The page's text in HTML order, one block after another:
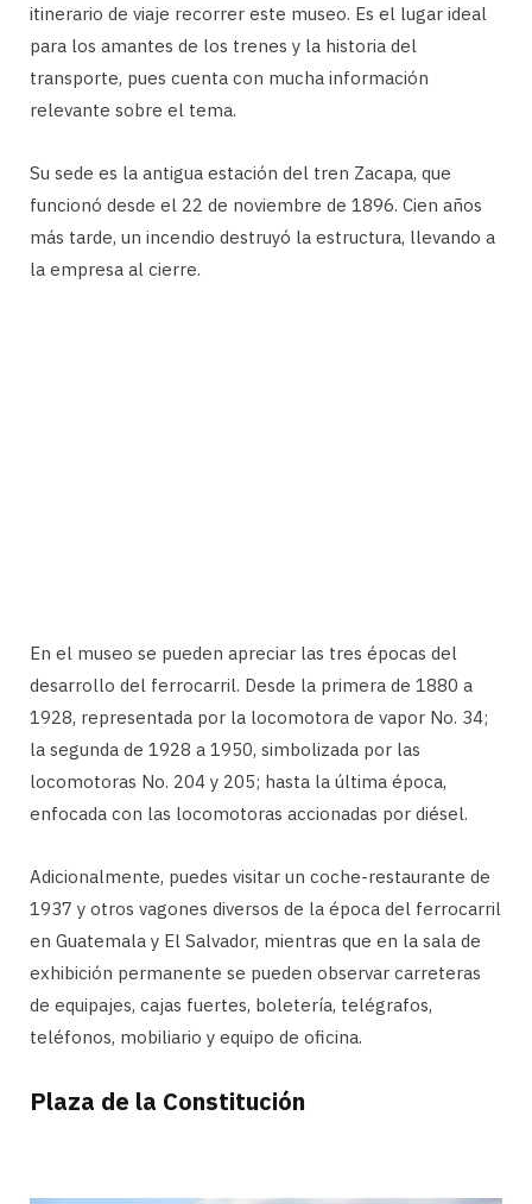
itinerario de viaje recorrer este museo. Es el lugar ideal
para los amantes de los trenes y la historia del
transporte, pues cuenta con mucha información
relevante sobre el tema.
Su sede es la antigua estación del tren Zacapa, que
funcionó desde el 22 de noviembre de 1896. Cien años
más tarde, un incendio destruyó la estructura, llevando a
la empresa al cierre.
En el museo se pueden apreciar las tres épocas del
desarrollo del ferrocarril. Desde la primera de 1880 a
1928, representada por la locomotora de vapor No. 34;
la segunda de 1928 a 1950, simbolizada por las
locomotoras No. 204 y 205; hasta la última época,
enfocada con las locomotoras accionadas por diésel.
Adicionalmente, puedes visitar un coche-restaurante de
1937 y otros vagones diversos de la época del ferrocarril
en Guatemala y El Salvador, mientras que en la sala de
exhibición permanente se pueden observar carreteras
de equipajes, cajas fuertes, boletería, telégrafos,
teléfonos, mobiliario y equipo de oficina.
Plaza de la Constitución